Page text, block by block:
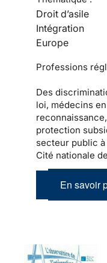
Droit d’asile
Intégration
Europe
Professions
Des
loi, médecins
protection
secteur public
Cité nationale
En savoir